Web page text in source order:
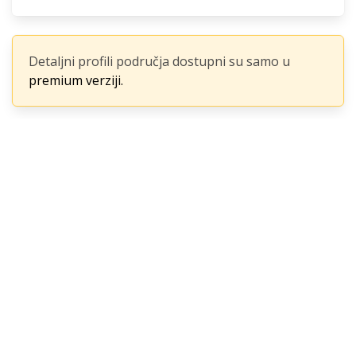
Detaljni profili područja dostupni su samo u
premium verziji.